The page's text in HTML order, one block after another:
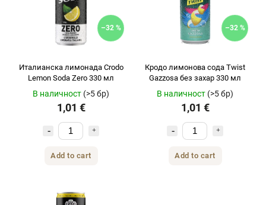
–32 %
Италианска лимонада Crodo
Lemon Soda Zero 330 мл
В наличност (>5 бр)
1,01 €
Add to cart
–32 %
Кродо лимонова сода Twist
Gazzosa без захар 330 мл
В наличност (>5 бр)
1,01 €
Add to cart